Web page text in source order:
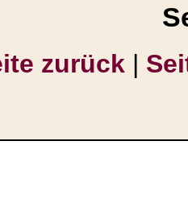
zurück |